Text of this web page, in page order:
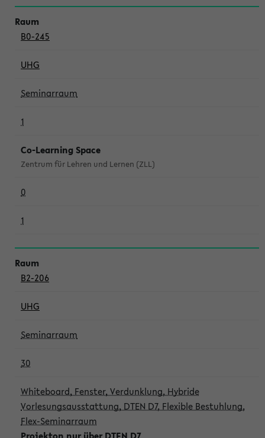
B0-245
UHG
Seminarraum
1
Co-Learning Space
Zentrum für Lehren und Lernen (ZLL)
0
1
B2-206
UHG
Seminarraum
30
Whiteboard, Fenster, Verdunklung, Hybride
Vorlesungsausstattung, DTEN D7, Flexible Bestuhlung,
Flex-Seminarraum